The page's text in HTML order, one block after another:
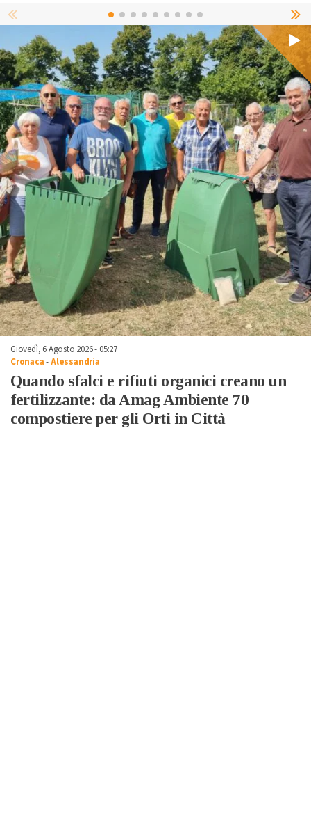
Giovedì, 6 Agosto 2026 - 05:27
Cronaca-Alessandria
Quando sfalci e rifiuti organici creano un
fertilizzante: da Amag Ambiente 70
compostiere per gli Orti in Città